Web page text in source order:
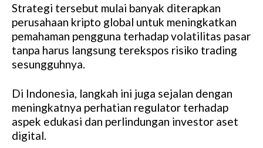
Strategi tersebut mulai banyak diterapkan
perusahaan kripto global untuk meningkatkan
pemahaman pengguna terhadap volatilitas pasar
tanpa harus langsung terekspos risiko trading
sesungguhnya.
Di Indonesia, langkah ini juga sejalan dengan
meningkatnya perhatian regulator terhadap
aspek edukasi dan perlindungan investor aset
digital.